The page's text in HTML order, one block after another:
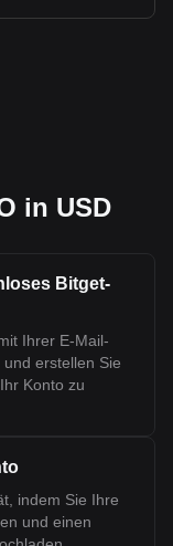
in USD
Bitget-
Ihrer E-Mail-
erstellen Sie
Konto zu
indem Sie Ihre
und einen